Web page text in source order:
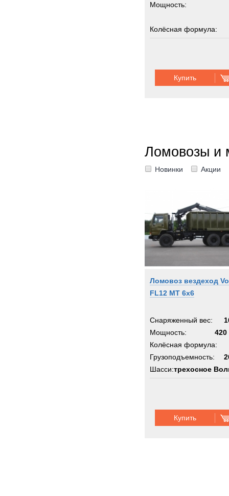
Мощность:
Колёсная формула:
вездеход
Купить
Ломовозы и
Новинки Акции
Ломовоз вездеход
FL12 MT 6х6
Снаряженный вес:
Мощность:
420
Колёсная формула:
Грузоподъемность:
Шасси:трехосное
Купить